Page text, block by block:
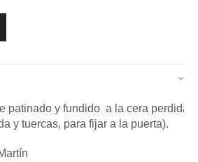
patinado y fundido a la cera perdida.
y tuercas, para fijar a la puerta).